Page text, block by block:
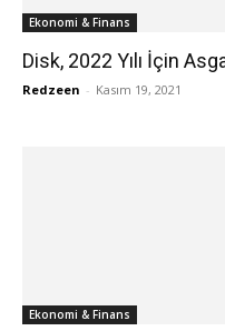
Ekonomi & Finans
Disk, 2022 Yılı İçin
Redzeen - Kasım 19, 2021
Ekonomi & Finans